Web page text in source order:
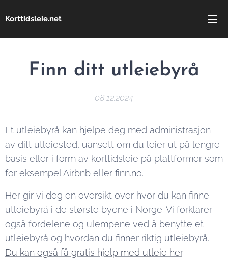
Korttidsleie.net
Finn ditt utleiebyrå
08.12.2024
Et utleiebyrå kan hjelpe deg med administrasjon
av ditt utleiested, uansett om du leier ut på lengre
basis eller i form av korttidsleie på plattformer som
for eksempel Airbnb eller finn.no.
Her gir vi deg en oversikt over hvor du kan finne
utleiebyrå i de største byene i Norge. Vi forklarer
også fordelene og ulempene ved å benytte et
utleiebyrå og hvordan du finner riktig utleiebyrå.
Du kan også få gratis hjelp med utleie her.